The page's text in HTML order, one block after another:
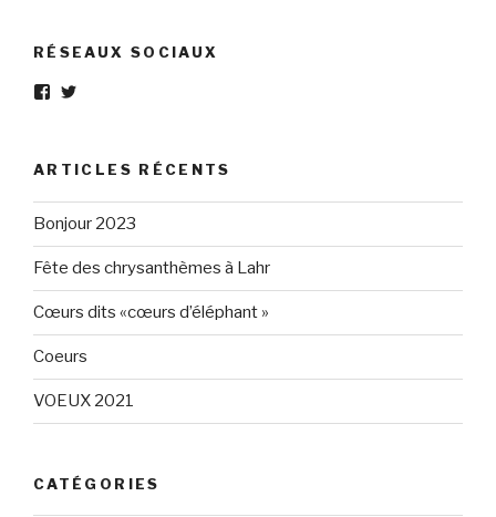
RÉSEAUX SOCIAUX
Voir
Eléphant-
Gris-
160596147294205
sur
Facebook
Voir
elephantgris
sur
Twitter
ARTICLES RÉCENTS
Bonjour 2023
Fête des chrysanthèmes à Lahr
Cœurs dits «cœurs d’éléphant »
Coeurs
VOEUX 2021
CATÉGORIES